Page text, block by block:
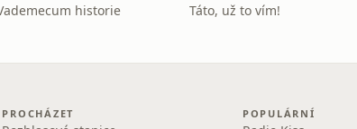
historie Táto, už to vím!
PROCHÁZET POPULÁRNÍ